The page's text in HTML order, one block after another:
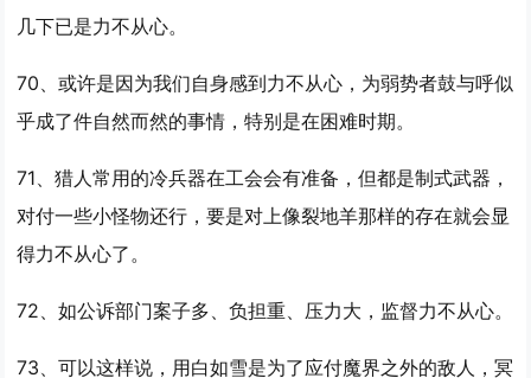
几下已是力不从心。
70、或许是因为我们自身感到力不从心 ，为弱势者鼓与呼似
乎成了件自然而然的事情，特别是在困难时期。
71、猎人常用的冷兵器在工会会有准备，但都是制式武器，
对付一些小怪物还行，要是对上像裂地羊那样的存在就会显
得力不从心了。
72、如公诉部门案子多、负担重、压力大，监督力不从心。
73、可以这样说，用白如雪是为了应付魔界之外的敌人，冥